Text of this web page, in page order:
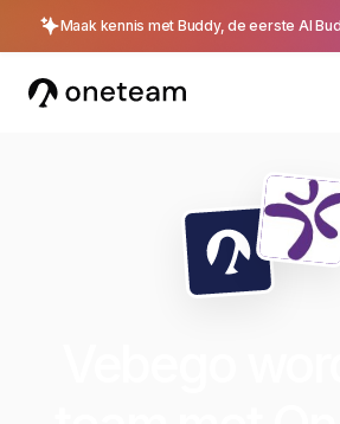
Maak kennis met Buddy, de eerste AI